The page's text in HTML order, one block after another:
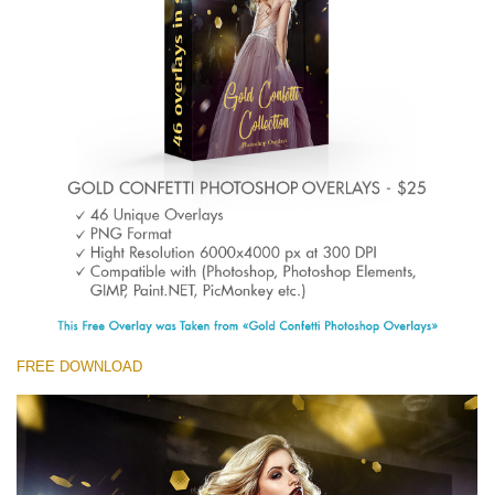
Скачать Бесплатно
FREE DOWNLOAD